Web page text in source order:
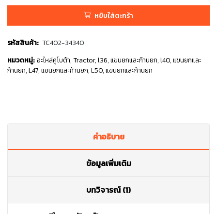
หยิบใส่ตะกร้า
รหัสสินค้า: TC402-34340
หมวดหมู่: อะไหล่คูโบต้า,Tractor,l36,แขนยกและก้านยก,l40,แขนยกและ
ก้านยก,L47,แขนยกและก้านยก,L50,แขนยกและก้านยก
คำอธิบาย
ข้อมูลเพิ่มเติม
บทวิจารณ์ (1)